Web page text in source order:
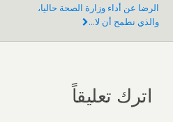
الرضا عن أداء وزارة الصحة حاليا،
والذي نطمح أن لا...
اترك تعليقاً